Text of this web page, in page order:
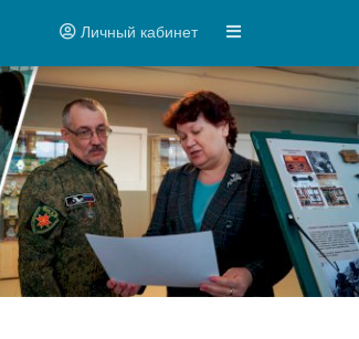
Личный кабинет